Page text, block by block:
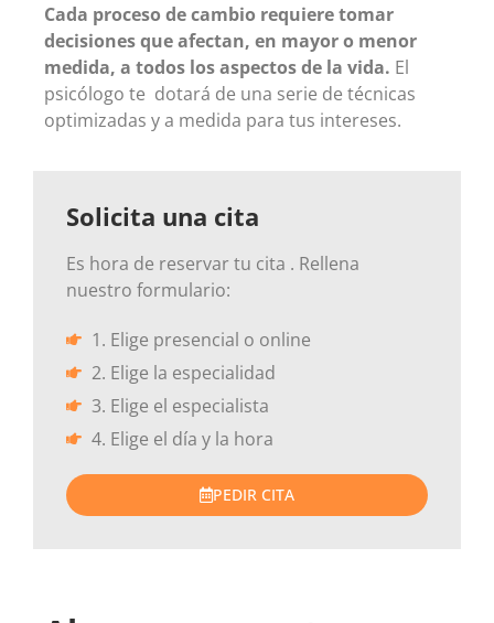
Cada proceso de cambio requiere tomar
decisiones que afectan, en mayor o menor
medida, a todos los aspectos de la vida. El
psicólogo te dotará de una serie de técnicas
optimizadas y a medida para tus intereses.
Solicita una cita
Es hora de reservar tu cita . Rellena
nuestro formulario:
1. Elige presencial o online
2. Elige la especialidad
3. Elige el especialista
4. Elige el día y la hora
PEDIR CITA